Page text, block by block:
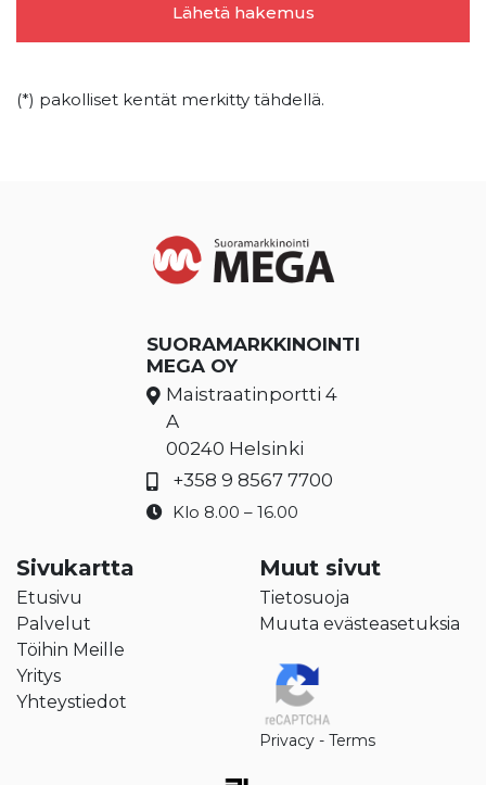
(*) pakolliset kentät merkitty tähdellä.
SUORAMARKKINOINTI
MEGA OY
Maistraatinportti 4
A
00240 Helsinki
+358 9 8567 7700
Klo 8.00 – 16.00
Sivukartta
Etusivu
Palvelut
Töihin Meille
Yritys
Yhteystiedot
Muut sivut
Tietosuoja
Muuta evästeasetuksia
Privacy - Terms